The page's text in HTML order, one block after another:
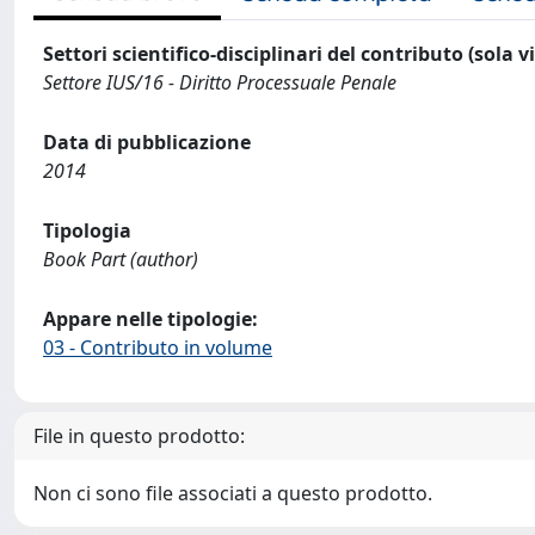
Settori scientifico-disciplinari del contributo (sola
Settore IUS/16 - Diritto Processuale Penale
Data di pubblicazione
2014
Tipologia
Book Part (author)
Appare nelle tipologie:
03 - Contributo in volume
File in questo prodotto:
Non ci sono file associati a questo prodotto.